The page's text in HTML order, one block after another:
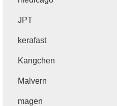
JPT
kerafast
Kangchen
Malvern
magen